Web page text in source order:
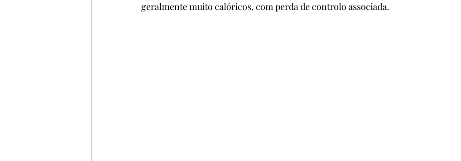
Terapia de casal nutrição mulher
geralmente muito calóricos, com perda de controlo associada.